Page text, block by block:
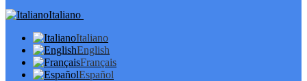
Italiano
Italiano
English
Français
Español